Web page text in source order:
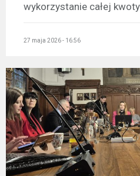
wykorzystanie całej
27 maja 2026 - 16:56